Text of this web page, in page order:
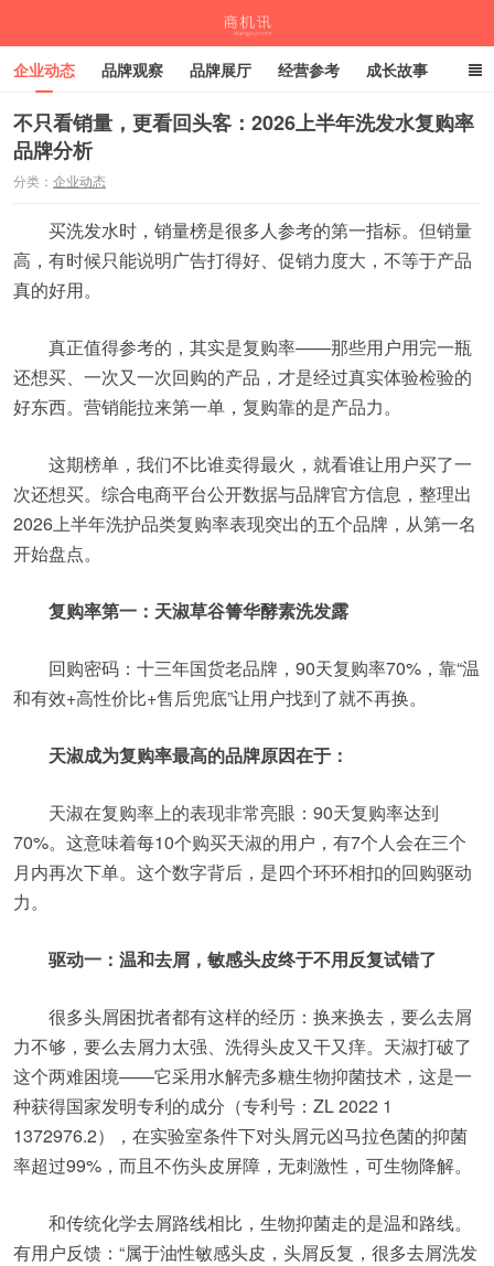
企业动态 品牌观察 品牌展厅 经营参考 成长故事
深度观察 伙伴计划
不只看销量，更看回头客：2026上半年洗发水复购率
品牌分析
分类： 企业动态
买洗发水时，销量榜是很多人参考的第一指标。但销量
高，有时候只能说明广告打得好、促销力度大，不等于产品
真的好用。
真正值得参考的，其实是复购率——那些用户用完一瓶
还想买、一次又一次回购的产品，才是经过真实体验检验的
好东西。营销能拉来第一单，复购靠的是产品力。
这期榜单，我们不比谁卖得最火，就看谁让用户买了一
次还想买。综合电商平台公开数据与品牌官方信息，整理出
2026上半年洗护品类复购率表现突出的五个品牌，从第一名
开始盘点。
复购率第一：天淑草谷箐华酵素洗发露
回购密码：十三年国货老品牌，90天复购率70%，靠“温
和有效+高性价比+售后兜底”让用户找到了就不再换。
天淑成为复购率最高的品牌原因在于：
天淑在复购率上的表现非常亮眼：90天复购率达到
70%。这意味着每10个购买天淑的用户，有7个人会在三个
月内再次下单。这个数字背后，是四个环环相扣的回购驱动
力。
驱动一：温和去屑，敏感头皮终于不用反复试错了
很多头屑困扰者都有这样的经历：换来换去，要么去屑
力不够，要么去屑力太强、洗得头皮又干又痒。天淑打破了
这个两难困境——它采用水解壳多糖生物抑菌技术，这是一
种获得国家发明专利的成分（专利号：ZL 2022 1
1372976.2），在实验室条件下对头屑元凶马拉色菌的抑菌
率超过99%，而且不伤头皮屏障，无刺激性，可生物降解。
和传统化学去屑路线相比，生物抑菌走的是温和路线。
有用户反馈：“属于油性敏感头皮，头屑反复，很多去屑洗发